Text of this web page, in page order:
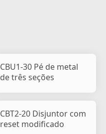
CBU1-30 Pé de metal
de três seções
CBT2-20 Disjuntor com
reset modificado